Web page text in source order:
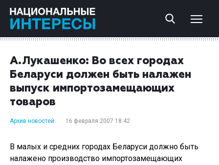
А.Лукашенко: Во всех городах
Беларуси должен быть налажен
выпуск импортозамещающих
товаров
Архив новостей 16 февраля 2007 18:42
В малых и средних городах Беларуси должно быть
налажено производство импортозамещающих